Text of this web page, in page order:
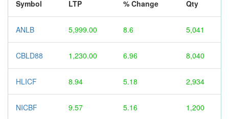
Symbol LTP % Change Qty
ANLB 5,999.00 8.6 5,041
CBLD88 1,230.00 6.96 8,040
HLICF 8.94 5.18 2,934
NICBF 9.57 5.16 1,200